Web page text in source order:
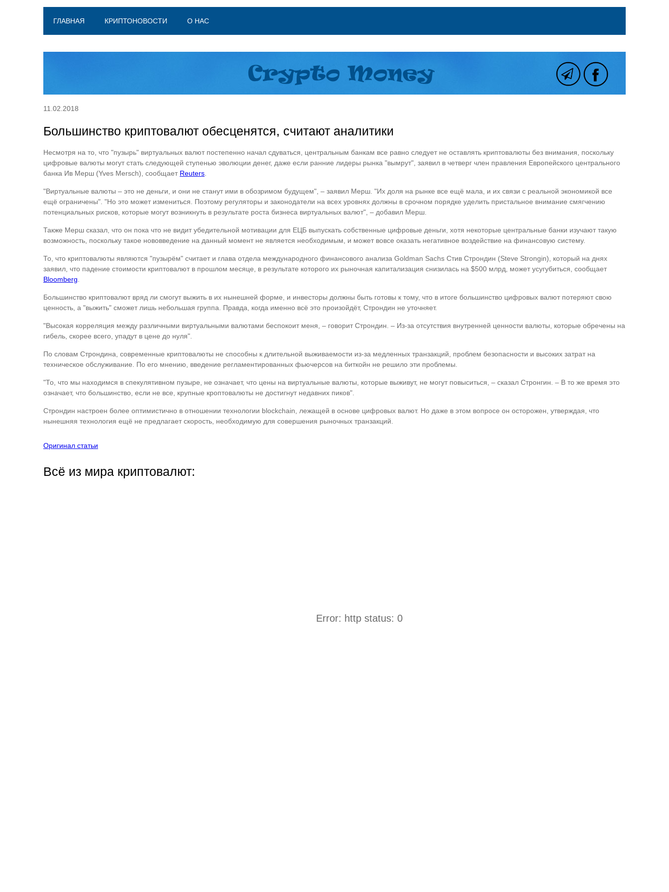
ГЛАВНАЯ КРИПТОНОВОСТИ О НАС
11.02.2018
Большинство криптовалют обесценятся, считают аналитики
Несмотря на то, что "пузырь" виртуальных валют постепенно начал сдуваться, центральным банкам все равно следует не оставлять криптовалюты без внимания, поскольку
цифровые валюты могут стать следующей ступенью эволюции денег, даже если ранние лидеры рынка "вымрут", заявил в четверг член правления Европейского центрального
банка Ив Мерш (Yves Mersch), сообщает Reuters
"Виртуальные валюты – это не деньги, и они не станут ими в обозримом будущем", – заявил Мерш. "Их доля на рынке все ещё мала, и их связи с реальной экономикой все
ещё ограничены". "Но это может измениться. Поэтому регуляторы и законодатели на всех уровнях должны в срочном порядке уделить пристальное внимание смягчению
потенциальных рисков, которые могут возникнуть в результате роста бизнеса виртуальных валют", – добавил Мерш.
Также Мерш сказал, что он пока что не видит убедительной мотивации для ЕЦБ выпускать собственные цифровые деньги, хотя некоторые центральные банки изучают такую
возможность, поскольку такое нововведение на данный момент не является необходимым, и может вовсе оказать негативное воздействие на финансовую систему.
То, что криптовалюты являются "пузырём" считает и глава отдела международного финансового анализа Goldman Sachs Стив Строндин (Steve Strongin), который на днях
заявил, что падение стоимости криптовалют в прошлом месяце, в результате которого их рыночная капитализация снизилась на $500 млрд, может усугубиться, сообщает
Bloomberg
Большинство криптовалют вряд ли смогут выжить в их нынешней форме, и инвесторы должны быть готовы к тому, что в итоге большинство цифровых валют потеряют свою
ценность, а "выжить" сможет лишь небольшая группа. Правда, когда именно всё это произойдёт, Строндин не уточняет.
"Высокая корреляция между различными виртуальными валютами беспокоит меня, – говорит Строндин. – Из-за отсутствия внутренней ценности валюты, которые обречены на
гибель, скорее всего, упадут в цене до нуля".
По словам Строндина, современные криптовалюты не способны к длительной выживаемости из-за медленных транзакций, проблем безопасности и высоких затрат на
техническое обслуживание. По его мнению, введение регламентированных фьючерсов на биткойн не решило эти проблемы.
"То, что мы находимся в спекулятивном пузыре, не означает, что цены на виртуальные валюты, которые выживут, не могут повыситься, – сказал Стронгин. – В то же время это
означает, что большинство, если не все, крупные кроптовалюты не достигнут недавних пиков".
Строндин настроен более оптимистично в отношении технологии blockchain, лежащей в основе цифровых валют. Но даже в этом вопросе он осторожен, утверждая, что
нынешняя технология ещё не предлагает скорость, необходимую для совершения рыночных транзакций.
Оригинал статьи
Всё из мира криптовалют:
Error: http status: 0